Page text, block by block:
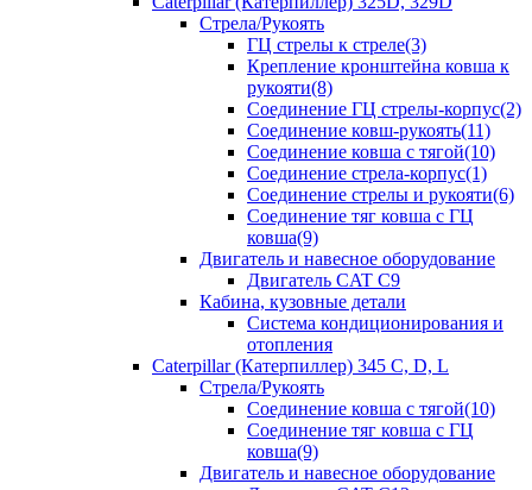
Стрела/Рукоять
ГЦ стрелы к стреле(3)
Крепление кронштейна ковша к
рукояти(8)
Соединение ГЦ стрелы-корпус(2)
Соединение ковш-рукоять(11)
Соединение ковша с тягой(10)
Соединение стрела-корпус(1)
Соединение стрелы и рукояти(6)
Соединение тяг ковша с ГЦ
ковша(9)
Двигатель и навесное оборудование
Двигатель CAT C9
Кабина, кузовные детали
Система кондиционирования и
отопления
Caterpillar (Катерпиллер) 345 C, D, L
Стрела/Рукоять
Соединение ковша с тягой(10)
Соединение тяг ковша с ГЦ
ковша(9)
Двигатель и навесное оборудование